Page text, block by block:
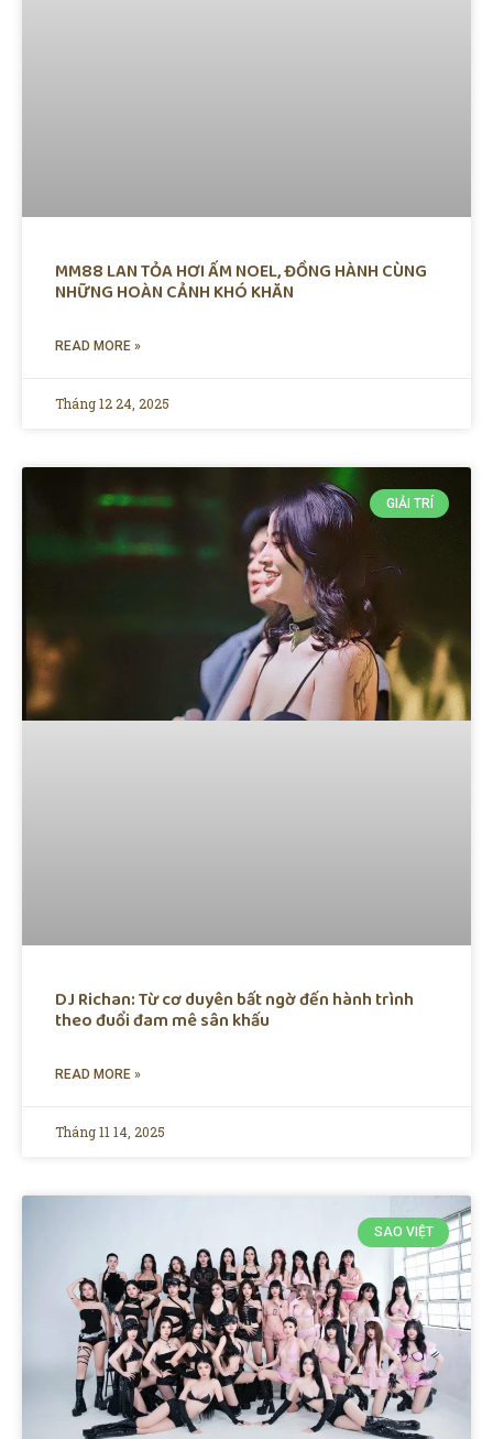
MM88 LAN TỎA HƠI ẤM NOEL, ĐỒNG HÀNH CÙNG
NHỮNG HOÀN CẢNH KHÓ KHĂN
READ MORE »
Tháng 12 24, 2025
GIẢI TRÍ
DJ Richan: Từ cơ duyên bất ngờ đến hành trình
theo đuổi đam mê sân khấu
READ MORE »
Tháng 11 14, 2025
SAO VIỆT